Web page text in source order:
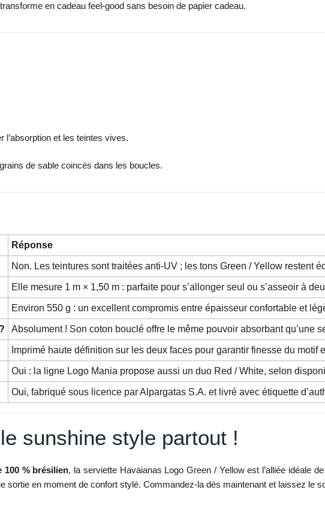
en cadeau feel-good sans besoin de papier cadeau.
l’absorption et les teintes vives.
de sable coincés dans les boucles.
Réponse
Non. Les teintures sont traitées anti-UV ; les tons Green / Yellow restent
Elle mesure 1 m × 1,50 m : parfaite pour s’allonger seul ou s’asseoir à
Environ 550 g : un excellent compromis entre épaisseur confortable et
Absolument ! Son coton bouclé offre le même pouvoir absorbant qu’une
Imprimé haute définition sur les deux faces pour garantir finesse du motif
Oui : la ligne Logo Mania propose aussi un duo Red / White, selon
Oui, fabriqué sous licence par Alpargatas S.A. et livré avec étiquette
sunshine style partout !
100 % brésilien, la serviette Havaianas Logo Green / Yellow est l’alliée idéale
en moment de confort stylé. Commandez-la dès maintenant et laissez le